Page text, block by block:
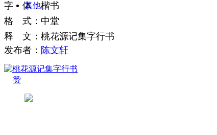
字
体：楷书
格
式 ： 中堂
释
文 ： 桃花源记集字行书
发布者： 陈文轩
赞
其他+